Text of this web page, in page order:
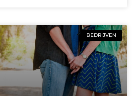
BEDRIJVEN